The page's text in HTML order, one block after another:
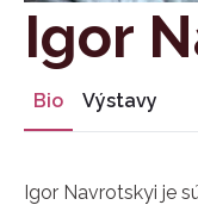
Igor
Bio Výstavy
Igor Navrotskyi je